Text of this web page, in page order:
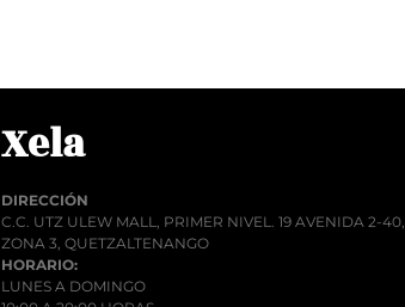
Xela
DIRECCIÓN
C.C. UTZ ULEW MALL, PRIMER NIVEL. 19 AVENIDA 2-40,
ZONA 3, QUETZALTENANGO
HORARIO:
LUNES A DOMINGO